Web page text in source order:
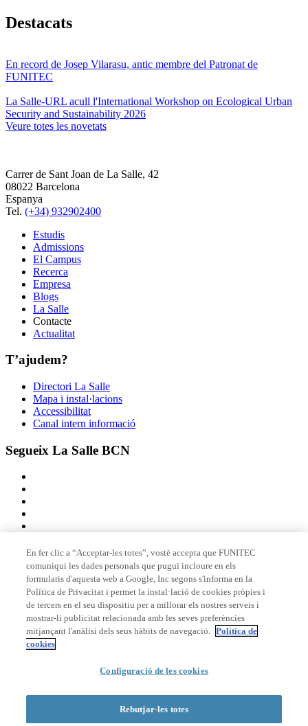
Destacats
En record de Josep Vilarasu, antic membre del Patronat de
FUNITEC
La Salle-URL acull l'International Workshop on Ecological Urban
Security and Sustainability 2026
Veure totes les novetats
Carrer de Sant Joan de La Salle, 42
08022 Barcelona
Espanya
Tel. (+34) 932902400
Estudis
Admissions
El Campus
Recerca
Empresa
Blogs
La Salle
Contacte
Actualitat
T’ajudem?
Directori La Salle
Mapa i instal·lacions
Accessibilitat
Canal intern informació
Segueix La Salle BCN
Membre de
Acreditacions
© 2026 La Salle Campus Barcelona - URL |Avís legal
Formulari de cerca
En fer clic a “Acceptar-les totes”, vostè accepta que FUNITEC
comuniqui les dades personals que pugui incloure en els
formularis d'aquesta web a Google, Inc segons s'informa en la
Política de Privacitat i permet la instal·lació de cookies pròpies i
de tercers en el seu dispositiu per a millorar els nostres serveis i
mostrar-li publicitat relacionada amb les seves preferències
mitjançant l'anàlisi dels seus hàbits de navegació. Política de
cookies
Configuració de les cookies
Rebutjar-les totes